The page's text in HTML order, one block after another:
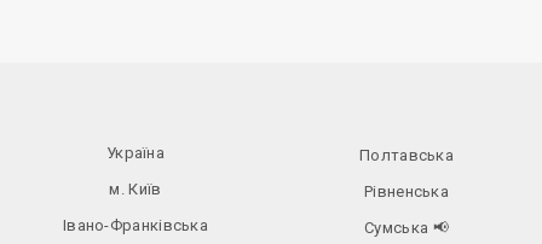
Україна
м. Київ
Івано-Франківська
Полтавська
Рівненська
Сумська 📢